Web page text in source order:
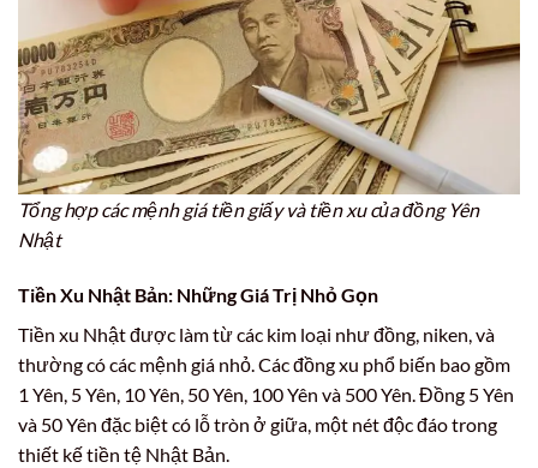
Tổng hợp các mệnh giá tiền giấy và tiền xu của đồng Yên
Nhật
Tiền Xu Nhật Bản: Những Giá Trị Nhỏ Gọn
Tiền xu Nhật được làm từ các kim loại như đồng, niken, và
thường có các mệnh giá nhỏ. Các đồng xu phổ biến bao gồm
1 Yên, 5 Yên, 10 Yên, 50 Yên, 100 Yên và 500 Yên. Đồng 5 Yên
và 50 Yên đặc biệt có lỗ tròn ở giữa, một nét độc đáo trong
thiết kế tiền tệ Nhật Bản.